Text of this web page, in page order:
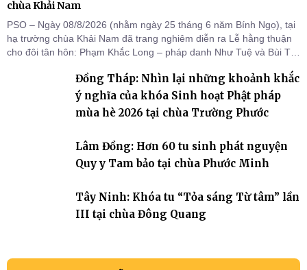
chùa Khải Nam
PSO – Ngày 08/8/2026 (nhằm ngày 25 tháng 6 năm Bính Ngọ), tại
hạ trường chùa Khải Nam đã trang nghiêm diễn ra Lễ hằng thuận
cho đôi tân hôn: Phạm Khắc Long – pháp danh Như Tuệ và Bùi Thị
Đồng Tháp: Nhìn lại những khoảnh khắc
ý nghĩa của khóa Sinh hoạt Phật pháp
mùa hè 2026 tại chùa Trường Phước
Lâm Đồng: Hơn 60 tu sinh phát nguyện
Quy y Tam bảo tại chùa Phước Minh
Tây Ninh: Khóa tu “Tỏa sáng Từ tâm” lần
III tại chùa Đông Quang